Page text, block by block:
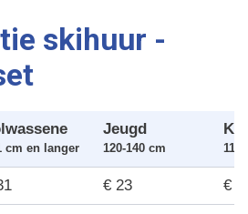
skihuur -
cm en langer
Jeugd
120-140 cm 119
€ 23 €